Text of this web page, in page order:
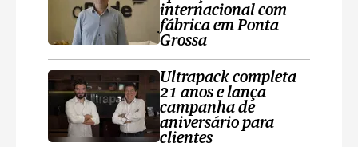
internacional com
fábrica em Ponta
Grossa
Ultrapack completa
21 anos e lança
campanha de
aniversário para
clientes